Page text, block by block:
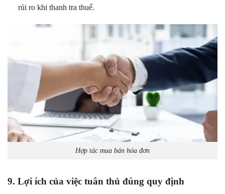
rủi ro khi thanh tra thuế.
Hợp tác mua bán hóa đơn
9. Lợi ích của việc tuân thủ đúng quy định